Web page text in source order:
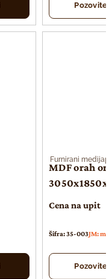
Pozovite
Furnirani
MDF orah
Cena na upit
Šifra: 35-003JM: m2
Pozovite